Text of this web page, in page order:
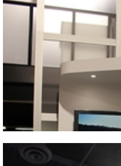
2013 SEMA SHOW